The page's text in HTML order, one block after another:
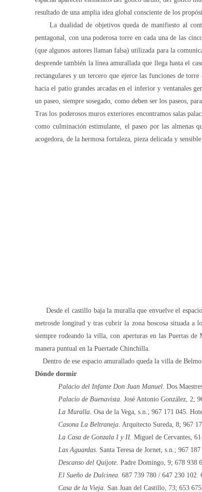
resultado de una amplia idea global consciente de los
La dualidad de objetivos queda de manifiesto al
pentagonal, con una poderosa torre en cada una de las
(que algunos autores llaman falsa) utilizada para la
desprende también la línea amurallada que llega hasta el
rectangulares y un tercero que ejerce las funciones de
hacia el patio grandes arcadas en el inferior y ventanales
un paseo, siempre sosegado, como deben ser los paseos,
Tras los poderosos muros exteriores encontramos salas
como culminación estimulante, el paseo por las almenas
acogedora, de la hermosa fortaleza, pieza delicada y
Desde el castillo baja la muralla que envuelve el
metrosde longitud y tras cubrir la zona boscosa situada a
siempre rodeando la villa, con aperturas en las Puertas
manera puntual en la Puertade Chinchilla.
Dentro de ese espacio amurallado queda la villa de
Dónde dormir
Palacio del Infante Don Juan Manuel. Dos
Palacio de Buenavista . José Antonio González, 2;
La Muralla . Osa de la Vega, s.n.; 967 171 045.
Casona La Beltraneja . Arquitecto Sureda, 8; 967
La Casa de Gonzala I y II. Miguel de Cervantes,
Las Aguardas. Santa Teresa de Jornet, s.n.; 967
Descanso del Quijote. Padre Domingo, 9; 678 938
El Sueño de Dulcinea. 687 739 780 / 647 230 102.
Casa de la Vieja. San Juan del Castillo, 73; 653